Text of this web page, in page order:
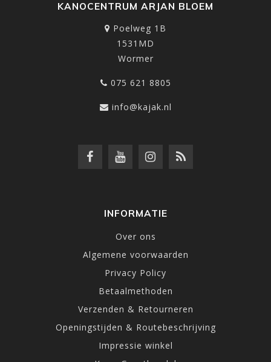
KANOCENTRUM ARJAN BLOEM
Poelweg 1B
1531MD
Wormer
075 621 8805
info@kajak.nl
INFORMATIE
Over ons
Algemene voorwaarden
Privacy Policy
Betaalmethoden
Verzenden & Retourneren
Openingstijden & Routebeschrijving
Impressie winkel